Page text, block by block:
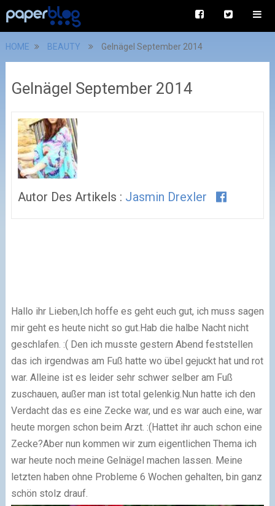
HOME BEAUTY Gelnägel September 2014
Gelnägel September 2014
Autor Des Artikels : Jasmin Drexler
Hallo ihr Lieben,Ich hoffe es geht euch gut, ich muss sagen
mir geht es heute nicht so gut. Hab die halbe Nacht nicht
geschlafen. :( Den ich musste gestern Abend feststellen
das ich irgendwas am Fuß hatte wo übel gejuckt hat und rot
war. Alleine ist es leider sehr schwer selber am Fuß
zuschauen, außer man ist total gelenkig. Nun hatte ich den
Verdacht das es eine Zecke war, und es war auch eine, war
heute morgen schon beim Arzt. :(Hattet ihr auch schon eine
Zecke?Aber nun kommen wir zum eigentlichen Thema ich
war heute noch meine Gelnägel machen lassen. Meine
letzten haben ohne Probleme 6 Wochen gehalten, bin ganz
schön stolz drauf.